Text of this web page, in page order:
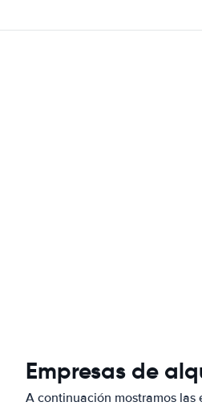
Empresas de
A continuación mostramos las